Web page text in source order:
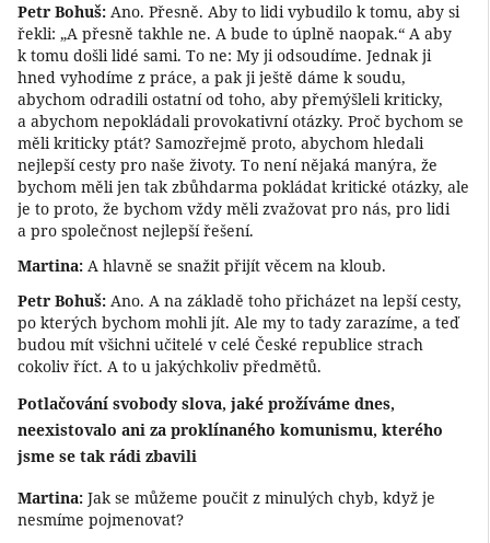
Petr Bohuš: Ano. Přesně. Aby to lidi vybudilo k tomu, aby si
řekli: „A přesně takhle ne. A bude to úplně naopak.“ A aby
k tomu došli lidé sami. To ne: My ji odsoudíme. Jednak ji
hned vyhodíme z práce, a pak ji ještě dáme k soudu,
abychom odradili ostatní od toho, aby přemýšleli kriticky,
a abychom nepokládali provokativní otázky. Proč bychom se
měli kriticky ptát? Samozřejmě proto, abychom hledali
nejlepší cesty pro naše životy. To není nějaká manýra, že
bychom měli jen tak zbůhdarma pokládat kritické otázky, ale
je to proto, že bychom vždy měli zvažovat pro nás, pro lidi
a pro společnost nejlepší řešení.
Martina: A hlavně se snažit přijít věcem na kloub.
Petr Bohuš: Ano. A na základě toho přicházet na lepší cesty,
po kterých bychom mohli jít. Ale my to tady zarazíme, a teď
budou mít všichni učitelé v celé České republice strach
cokoliv říct. A to u jakýchkoliv předmětů.
Potlačování svobody slova, jaké prožíváme dnes,
neexistovalo ani za proklínaného komunismu, kterého
jsme se tak rádi zbavili
Martina: Jak se můžeme poučit z minulých chyb, když je
nesmíme pojmenovat?